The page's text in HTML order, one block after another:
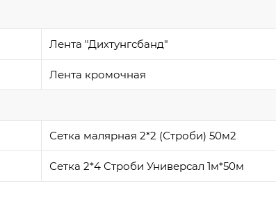
Лента "Дихтунгсбанд"
Лента кромочная
Сетка малярная 2*2 (Строби) 50м2
Сетка 2*4 Строби Универсал 1м*50м